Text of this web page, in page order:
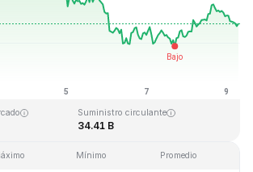
Suministro circulante
34.41 B
Mínimo Promedio